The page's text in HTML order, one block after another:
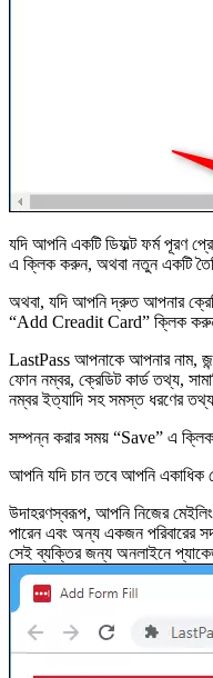
যদি আপনি একটি ডিফল্ট ফর্ম পূরণ
এ ক্লিক করুন, অথবা নতুন একটি
অথবা, যদি আপনি দ্রুত আপনার
“Add Creadit Card” ক্লিক
LastPass আপনাকে আপনার নাম, জন্ম
ফোন নম্বর, ক্রেডিট কার্ড তথ্য,
নম্বর ইত্যাদি সহ সমস্ত ধরণের
সম্পন্ন করার সময় “Save” এ
আপনি যদি চান তবে আপনি একাধিক
উদাহরণস্বরূপ, আপনি নিজের
পারেন এবং অন্য একজন পরিবারের
সেই ব্যক্তির জন্য অনলাইনে